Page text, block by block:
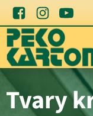
Tvary